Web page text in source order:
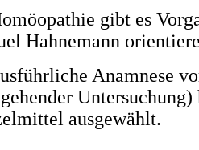
gibt es
Hahnemann
Anamnese
Untersuchung)
ausgewählt.